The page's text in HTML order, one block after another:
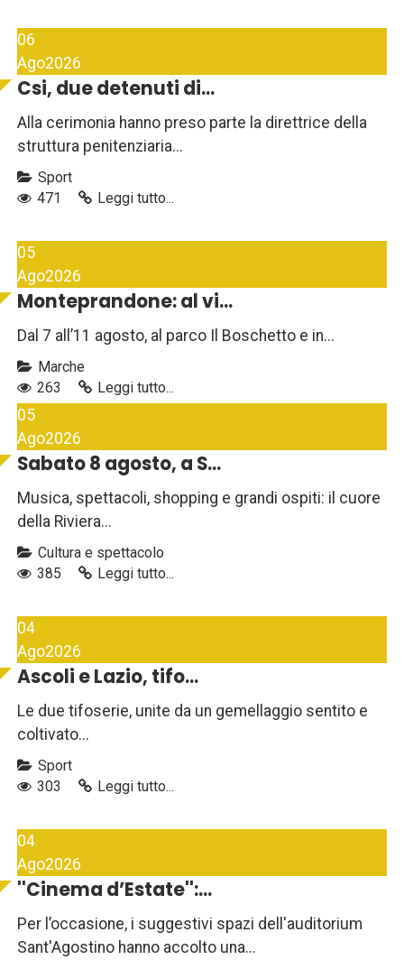
06
Ago2026
Csi, due detenuti di...
Alla cerimonia hanno preso parte la direttrice della
struttura penitenziaria...
Sport
471
Leggi tutto...
05
Ago2026
Monteprandone: al vi...
Dal 7 all’11 agosto, al parco Il Boschetto e in...
Marche
263
Leggi tutto...
05
Ago2026
Sabato 8 agosto, a S...
Musica, spettacoli, shopping e grandi ospiti: il cuore
della Riviera...
Cultura e spettacolo
385
Leggi tutto...
04
Ago2026
Ascoli e Lazio, tifo...
Le due tifoserie, unite da un gemellaggio sentito e
coltivato...
Sport
303
Leggi tutto...
04
Ago2026
''Cinema d’Estate'':...
Per l’occasione, i suggestivi spazi dell'auditorium
Sant'Agostino hanno accolto una...